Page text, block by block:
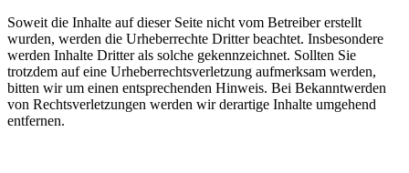
Soweit die Inhalte auf dieser Seite nicht vom Betreiber erstellt
wurden, werden die Urheberrechte Dritter beachtet. Insbesondere
werden Inhalte Dritter als solche gekennzeichnet. Sollten Sie
trotzdem auf eine Urheberrechtsverletzung aufmerksam werden,
bitten wir um einen entsprechenden Hinweis. Bei Bekanntwerden
von Rechtsverletzungen werden wir derartige Inhalte umgehend
entfernen.